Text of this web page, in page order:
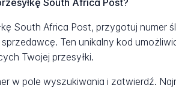
South Africa Post?
South Africa Post, przygotuj numer
Ten unikalny kod
Twojej przesyłki.
w pole wyszukiwania i zatwierdź.